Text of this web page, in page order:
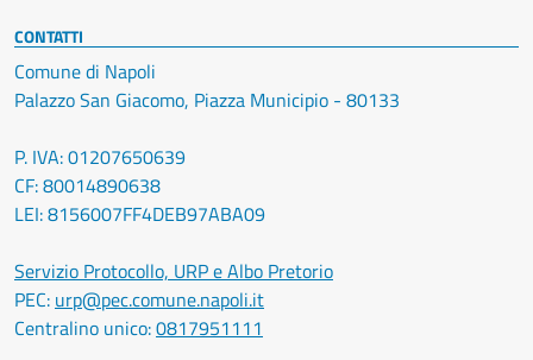
CONTATTI
Comune di Napoli
Palazzo San Giacomo, Piazza Municipio - 80133
P. IVA: 01207650639
CF: 80014890638
LEI: 8156007FF4DEB97ABA09
Servizio Protocollo, URP e Albo Pretorio
PEC: urp@pec.comune.napoli.it
Centralino unico:0817951111